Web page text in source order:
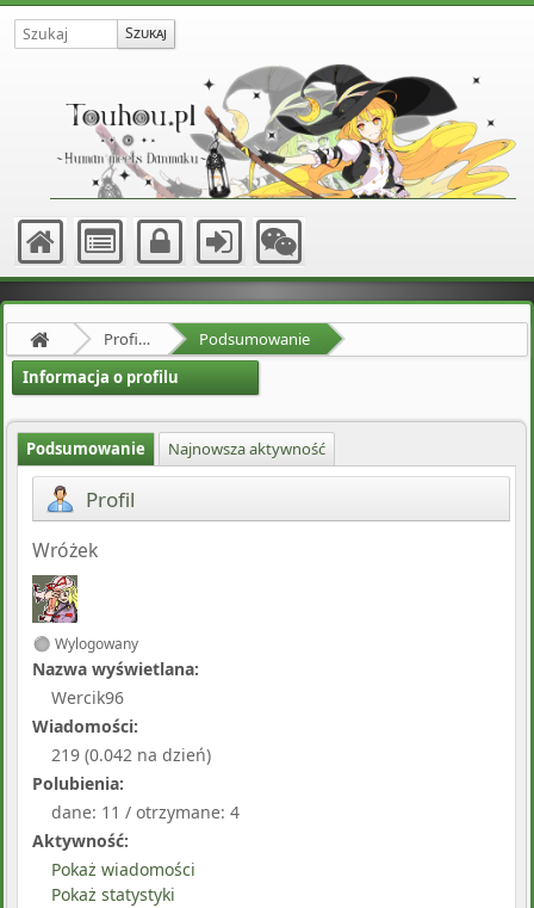
Profil użytkownika Wercik96
Podsumowanie
Informacja o profilu
Podsumowanie Najnowsza aktywność
Profil
Wróżek
Wylogowany
Nazwa wyświetlana:
Wercik96
Wiadomości:
219 (0.042 na dzień)
Polubienia:
dane: 11 / otrzymane: 4
Aktywność:
Pokaż wiadomości
Pokaż statystyki